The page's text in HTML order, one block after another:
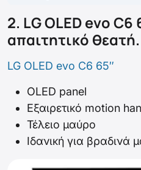
2. LG OLED evo C6
απαιτητικό θεατή.
LG OLED evo C6 65″
OLED panel
Εξαιρετικό motion
Τέλειο μαύρο
Ιδανική για βραδινά